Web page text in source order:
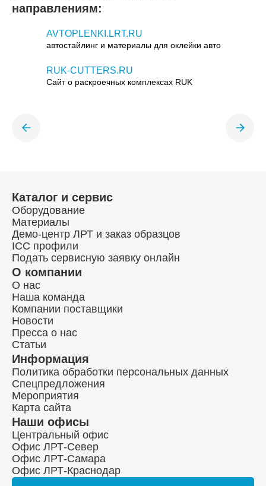
направлениям:
AVTOPLENKI.LRT.RU
автостайлинг и материалы для оклейки авто
RUK-CUTTERS.RU
Сайт о раскроечных комплексах RUK
Каталог и сервис
Оборудование
Материалы
Демо-центр ЛРТ и заказ образцов
ICC профили
Подать сервисную заявку онлайн
Информация
Политика обработки персональных данных
Спецпредложения
Мероприятия
Карта сайта
О компании
О нас
Наша команда
Компании поставщики
Новости
Пресса о нас
Статьи
Наши офисы
Центральный офис
Офис ЛРТ-Север
Офис ЛРТ-Самара
Офис ЛРТ-Краснодар